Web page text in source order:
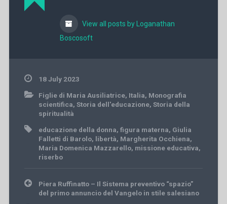
View all posts by Loganathan
Boscosoft
18 July 2023
Figlie di Maria Ausiliatrice, Italia, Monografia
scientifica, Storia dell'educazione, Storia della
spiritualità
educazione della donna, figura materna, Giulia
Falletti di Barolo, libertà, Margherita Occhiena,
Maria Domenica Mazzarello, missione educativa,
riserbo
Post
navigation
Piera Ruffinatto – Il Sistema preventivo “spazio”
del primo annuncio del Vangelo in stile salesiano